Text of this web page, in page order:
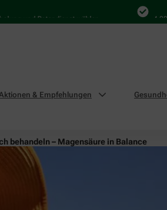
und Botendienst wählen 4.000
& Empfehlungen
behandeln – Magensäure in Balance